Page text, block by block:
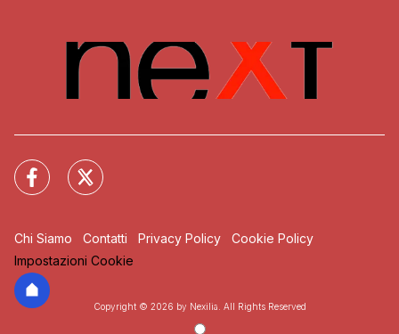
Chi Siamo Contatti Privacy Policy
Cookie Policy
Impostazioni Cookie
Copyright © 2026 by Nexilia. All Rights Reserved